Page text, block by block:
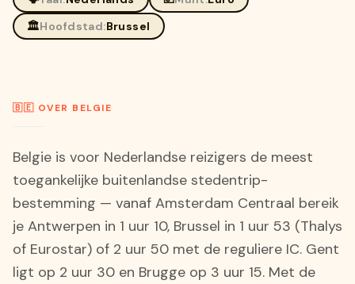
🏛️Hoofdstad:Brussel
🇧🇪 OVER BELGIE
Belgie is voor Nederlandse reizigers de meest
toegankelijke buitenlandse stedentrip-
bestemming — vanaf Amsterdam Centraal bereik
je Antwerpen in 1 uur 10, Brussel in 1 uur 53 (Thalys
of Eurostar) of 2 uur 50 met de reguliere IC. Gent
ligt op 2 uur 30 en Brugge op 3 uur 15. Met de